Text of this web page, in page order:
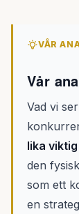
VÅR
Vår
Vad vi
lika
den
som ett
en